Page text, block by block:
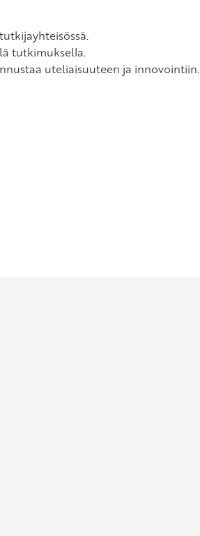
tutkimuksella.
uteliaisuuteen ja innovointiin.